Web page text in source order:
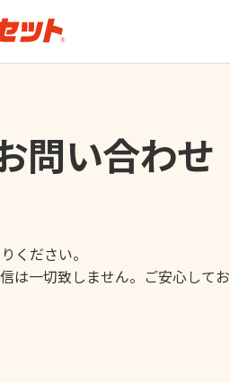
問い合わせ
ください。
は一切致しません。ご安心してお